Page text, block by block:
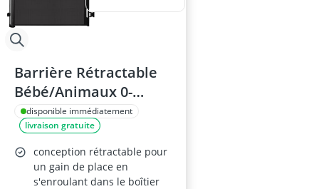
Barrière Rétractable
Bébé/Animaux 0-
140cm
disponible immédiatement
livraison gratuite
conception rétractable pour
un gain de place en
s'enroulant dans le boîtier